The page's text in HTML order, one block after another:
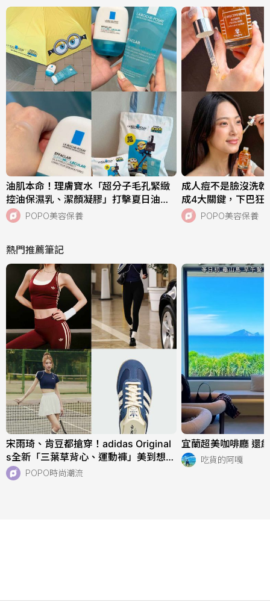
油肌本命！理膚寶水「超分子毛孔緊緻
控油保濕乳、潔顏凝膠」打擊夏日油痘
危機，跨界聯名《小小兵與大怪獸》超
萌周邊快來收藏！
POPO美容保養
成人痘不是臉沒洗
成4大關鍵，下巴狂
中，SISLEY植物極
次搞定痘肌！
POPO美容保養
熱門推薦筆記
宋雨琦、肯豆都搶穿！adidas Original
s全新「三葉草背心、運動褲」美到想天
天穿！直接當日常穿也超適合！
POPO時尚潮流
宜蘭超美咖啡廳 還
吃貨的阿嘎